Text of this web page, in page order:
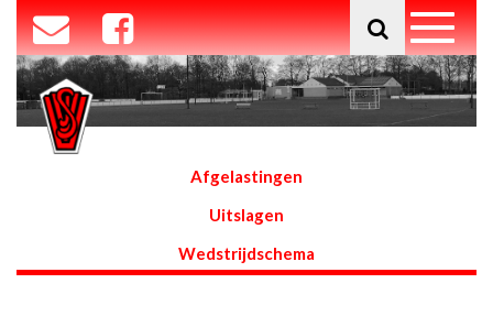
Afgelastingen
Uitslagen
Wedstrijdschema